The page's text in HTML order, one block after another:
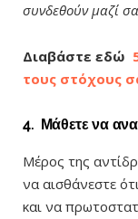
συνδεθούν μαζί
Διαβάστε εδώ
τους στόχους
4. Μάθετε να
Μέρος της
να αισθάνεστε
και να